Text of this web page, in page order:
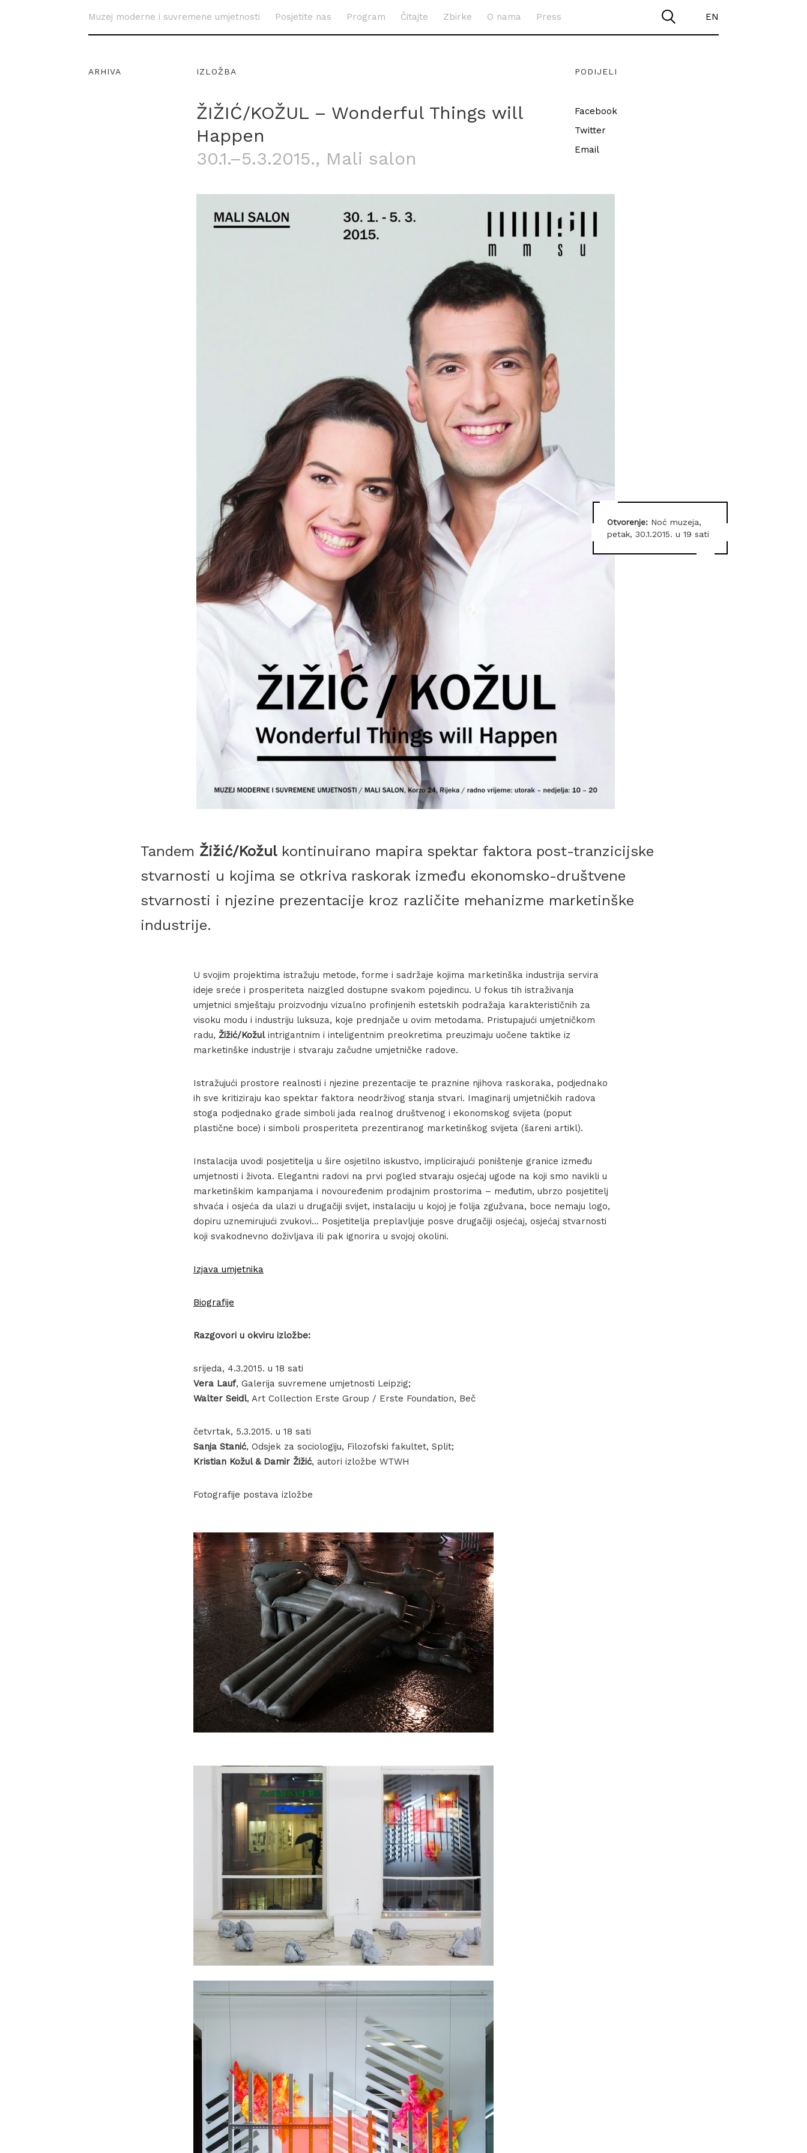
Muzej moderne i suvremene umjetnosti Posjetite nas Program Čitajte Zbirke O nama Press EN
ARHIVA IZLOŽBA PODIJELI
ŽIŽIĆ/KOŽUL – Wonderful Things will
Happen
30.1.–5.3.2015., Mali salon
Facebook
Twitter
Email
Otvorenje: Noć muzeja,
petak, 30.1.2015. u 19 sati
Tandem Žižić/Kožulkontinuirano mapira spektar faktora post-tranzicijske
stvarnosti u kojima se otkriva raskorak između ekonomsko-društvene
stvarnosti i njezine prezentacije kroz različite mehanizme marketinške
industrije.
U svojim projektima istražuju metode, forme i sadržaje kojima marketinška industrija servira
ideje sreće i prosperiteta naizgled dostupne svakom pojedincu. U fokus tih istraživanja
umjetnici smještaju proizvodnju vizualno profinjenih estetskih podražaja karakterističnih za
visoku modu i industriju luksuza, koje prednjače u ovim metodama. Pristupajući umjetničkom
radu, Žižić/Kožulintrigantnim i inteligentnim preokretima preuzimaju uočene taktike iz
marketinške industrije i stvaraju začudne umjetničke radove.
Istražujući prostore realnosti i njezine prezentacije te praznine njihova raskoraka, podjednako
ih sve kritiziraju kao spektar faktora neodrživog stanja stvari. Imaginarij umjetničkih radova
stoga podjednako grade simboli jada realnog društvenog i ekonomskog svijeta (poput
plastične boce) i simboli prosperiteta prezentiranog marketinškog svijeta (šareni artikl).
Instalacija uvodi posjetitelja u šire osjetilno iskustvo, implicirajući poništenje granice između
umjetnosti i života. Elegantni radovi na prvi pogled stvaraju osjećaj ugode na koji smo navikli u
marketinškim kampanjama i novouređenim prodajnim prostorima – međutim, ubrzo posjetitelj
shvaća i osjeća da ulazi u drugačiji svijet, instalaciju u kojoj je folija zgužvana, boce nemaju logo,
dopiru uznemirujući zvukovi… Posjetitelja preplavljuje posve drugačiji osjećaj, osjećaj stvarnosti
koji svakodnevno doživljava ili pak ignorira u svojoj okolini.
Izjava umjetnika
Biografije
Razgovori u okviru izložbe:
srijeda, 4.3.2015. u 18 sati
Vera Lauf, Galerija suvremene umjetnosti Leipzig;
Walter Seidl, Art Collection Erste Group / Erste Foundation, Beč
četvrtak, 5.3.2015. u 18 sati
Sanja Stanić, Odsjek za sociologiju, Filozofski fakultet, Split;
Kristian Kožul & Damir Žižić, autori izložbe WTWH
Fotografije postava izložbe